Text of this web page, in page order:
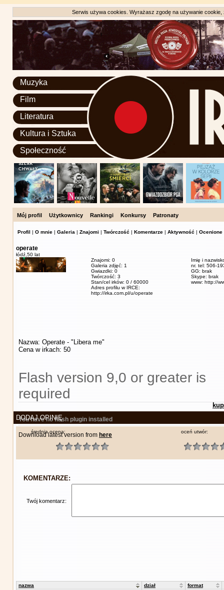
Serwis używa cookies. Wyrażasz zgodę na używanie
Muzyka
Film
Literatura
Kultura i Sztuka
Społeczność
Mój profil Użytkownicy Rankingi Konkursy Patronaty
Profil | O mnie | Galeria | Znajomi | Twórczość | Komentarze | Aktywność | Ocenione
operate
łódź, 50 lat
Znajomi: 0
Galeria zdjęć: 1
Gwiazdki: 0
Twórczość: 3
Stan/cel irków: 0 / 60000
Adres profilu w IRCE:
http://irka.com.pl/u/operate
Imię i
nr. tel: 506-
GG: brak
Skype: brak
www: http://
Nazwa: Operate - "Libera me"
Cena w irkach: 50
Flash version 9,0 or greater is
required
You have no flash plugin installed
Download latest version from here
DODAJ OPINIĘ
średnia ocena: oceń utwór:
KOMENTARZE:
Twój komentarz:
nazwa dział format